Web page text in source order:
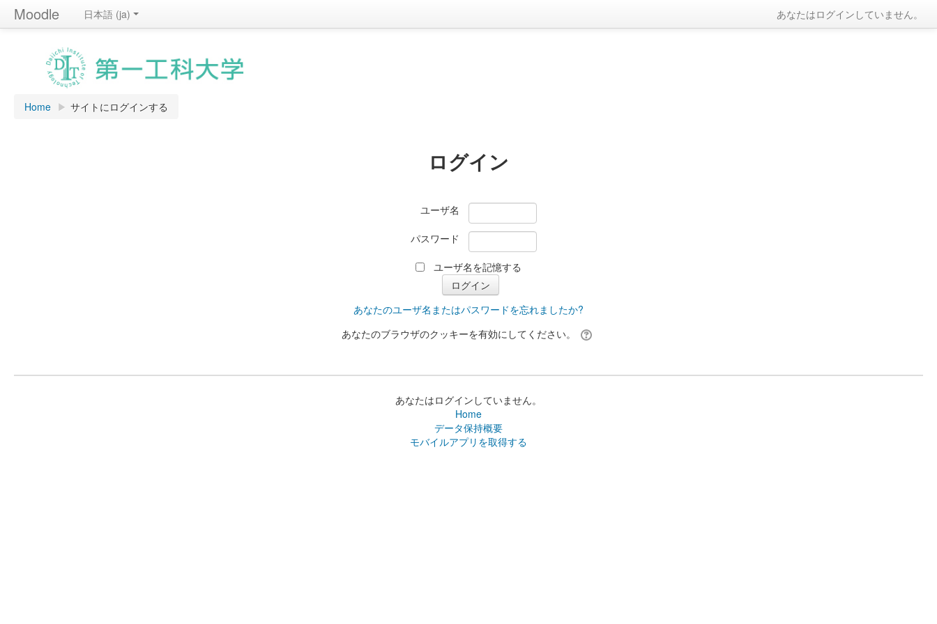
Moodle あなたはログインしていません。
日本語 ‎(ja)‎
Home ▶︎ サイトにログインする
ログイン
ユーザ名
パスワード
ユーザ名を記憶する
あなたのユーザ名またはパスワードを忘れましたか?
あなたのブラウザのクッキーを有効にしてください。
あなたはログインしていません。
Home
データ保持概要
モバイルアプリを取得する